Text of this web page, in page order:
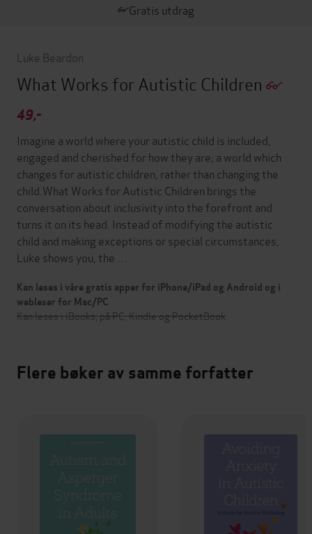
Gratis utdrag
Luke Beardon
What Works for Autistic Children
49,-
Imagine a world where your autistic child is included,
engaged and cherished for how they are; a world which
changes for autistic children, rather than changing the
child.What Works for Autistic Children brings the
conversation about inclusivity into the forefront and
turns it on its head. Instead of modifying the autistic
child and making exceptions or special circumstances,
Luke shows you, the …
Kan leses i våre gratis apper for iPhone/iPad og Android og i
webleser for Mac/PC
Kan leses i iBooks, på PC, Kindle og PocketBook
Flere bøker av samme forfatter